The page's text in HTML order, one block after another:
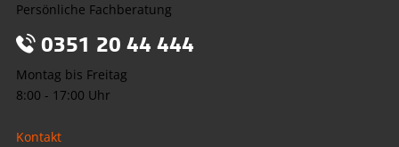
Persönliche Fachberatung
0351 20 44 444
Montag bis Freitag
8:00 - 17:00 Uhr
Kontakt